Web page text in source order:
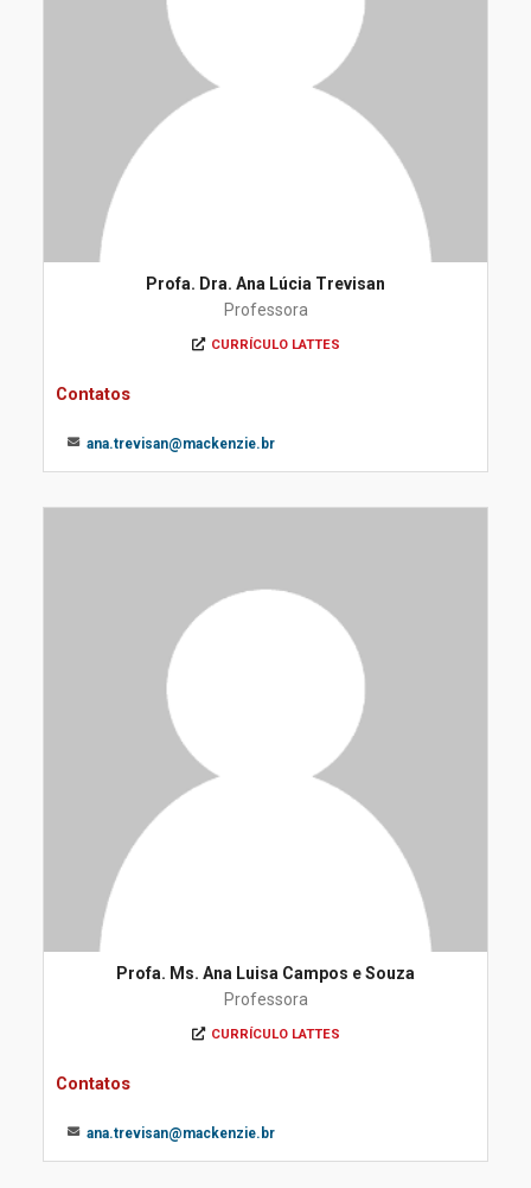
Profa. Dra. Ana Lúcia Trevisan
Professora
CURRÍCULO LATTES
Contatos
ana.trevisan@mackenzie.br
Profa. Ms. Ana Luisa Campos e Souza
Professora
CURRÍCULO LATTES
Contatos
ana.trevisan@mackenzie.br